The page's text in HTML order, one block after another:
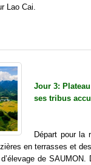
Lao Cai.
Jour 3:
ses tribus
Départ pour la
en terrasses et
de SAUMON.